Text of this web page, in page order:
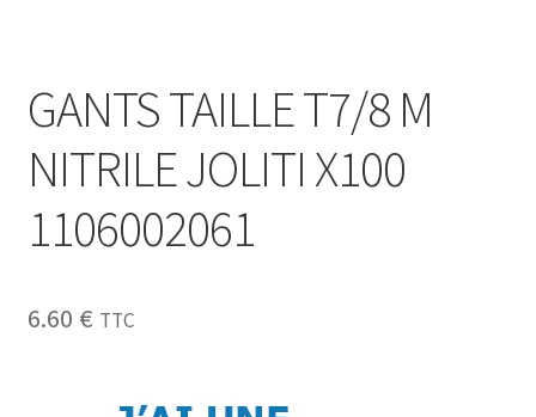
GANTS TAILLE T7/8 M
NITRILE JOLITI X100
1106002061
6.60 € TTC